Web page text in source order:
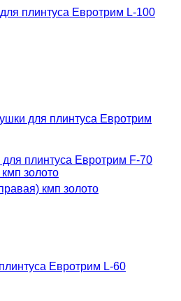
плинтуса Евротрим L-100
плинтуса Евротрим F-70
золото